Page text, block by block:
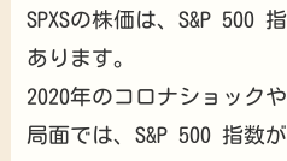
SPXSの株価は、S&P 500
あります。
2020年のコロナショック
局面では、S&P 500 指数